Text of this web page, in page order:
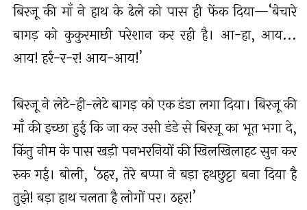
बिरजू की माँ ने हाथ के ढेले को पास ही फेंक दिया—‘बेचारे
बागड़ को कुकुरमाछी परेशान कर रही है। आ-हा, आय...
आय! हर्र-र-र! आय-आय!’
बिरजू ने लेटे-ही-लेटे बागड़ को एक डंडा लगा दिया। बिरजू की
माँ की इच्छा हुई कि जा कर उसी डंडे से बिरजू का भूत भगा दे,
किंतु नीम के पास खड़ी पनभरनियों की खिलखिलाहट सुन कर
रुक गई। बोली, ‘ठहर, तेरे बप्पा ने बड़ा हथछुट्टा बना दिया है
तुझे! बड़ा हाथ चलता है लोगों पर। ठहर!’